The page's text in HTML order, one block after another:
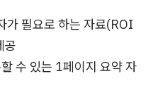
가 필요로 하는 자료(ROI
공
수 있는 1페이지 요약 자